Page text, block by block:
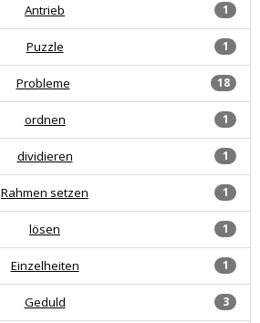
1
Antrieb
1
Puzzle
18
Probleme
1
ordnen
1
dividieren
1
Rahmen setzen
1
lösen
1
Einzelheiten
3
Geduld